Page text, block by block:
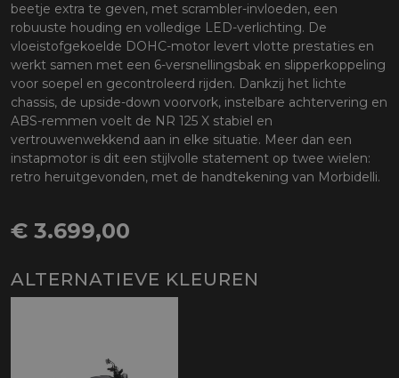
beetje extra te geven, met scrambler-invloeden, een
robuuste houding en volledige LED-verlichting. De
vloeistofgekoelde DOHC-motor levert vlotte prestaties en
werkt samen met een 6-versnellingsbak en slipperkoppeling
voor soepel en gecontroleerd rijden. Dankzij het lichte
chassis, de upside-down voorvork, instelbare achtervering en
ABS-remmen voelt de NR 125 X stabiel en
vertrouwenwekkend aan in elke situatie. Meer dan een
instapmotor is dit een stijlvolle statement op twee wielen:
retro heruitgevonden, met de handtekening van Morbidelli.
€ 3.699,00
ALTERNATIEVE KLEUREN